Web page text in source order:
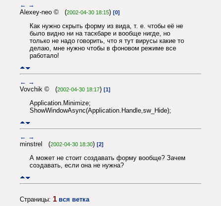
← →
Alexey-neo © (2002-04-30 18:15) [0]
Как нужно скрыть форму из вида, т. е. чтобы её не
было видно ни на таскбаре и вообще нигде, но
только не надо говорить, что я тут вирусы какие то
делаю, мне нужно чтобы в фоновом режиме все
работало!
← →
Vovchik © (2002-04-30 18:17) [1]
Application.Minimize;
ShowWindowAsync(Application.Handle,sw_Hide);
← →
minstrel (2002-04-30 18:30) [2]
А может не стоит создавать форму вообще? Зачем
соэдавать, если она не нужна?
Страницы: 1 вся ветка